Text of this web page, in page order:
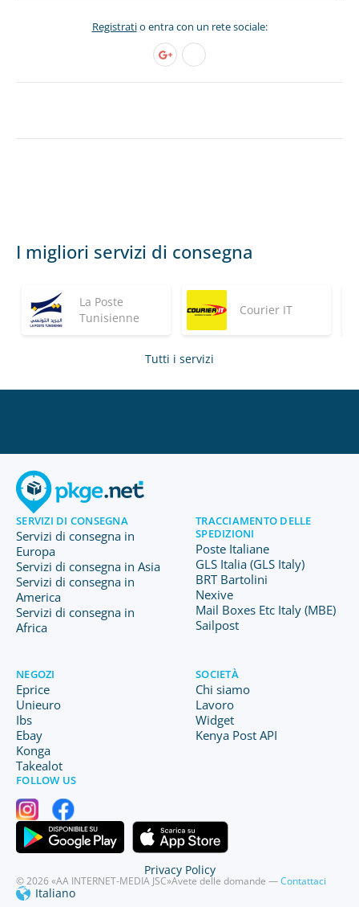
Registratio entra con un rete sociale:
I migliori servizi di consegna
La Poste
Tunisienne
Courier IT
Tutti i servizi
SERVIZI DI CONSEGNA
Servizi di consegna in
Europa
Servizi di consegna in Asia
Servizi di consegna in
America
Servizi di consegna in
Africa
TRACCIAMENTO DELLE
SPEDIZIONI
Poste Italiane
GLS Italia (GLS Italy)
BRT Bartolini
Nexive
Mail Boxes Etc Italy (MBE)
Sailpost
NEGOZI
Eprice
Unieuro
Ibs
Ebay
Konga
Takealot
SOCIETÀ
Chi siamo
Lavoro
Widget
Kenya Post API
FOLLOW US
© 2026 «AA INTERNET-MEDIA JSC»Avete delle domande —Contattaci
Italiano
Privacy Policy